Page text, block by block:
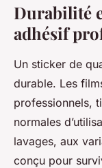
Durabilité
adhésif
Un sticker de
durable. Les
professionnels,
normales
lavages, aux
conçu pour